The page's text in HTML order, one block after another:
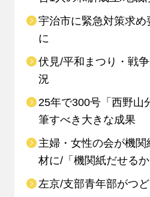
宇治市に緊急対策求
に
伏見/平和まつり・戦
況
25年で300号「西野山
筆すべき大きな成果
主婦・女性の会が機
材に/「機関紙だせるか
左京/支部青年部がつ